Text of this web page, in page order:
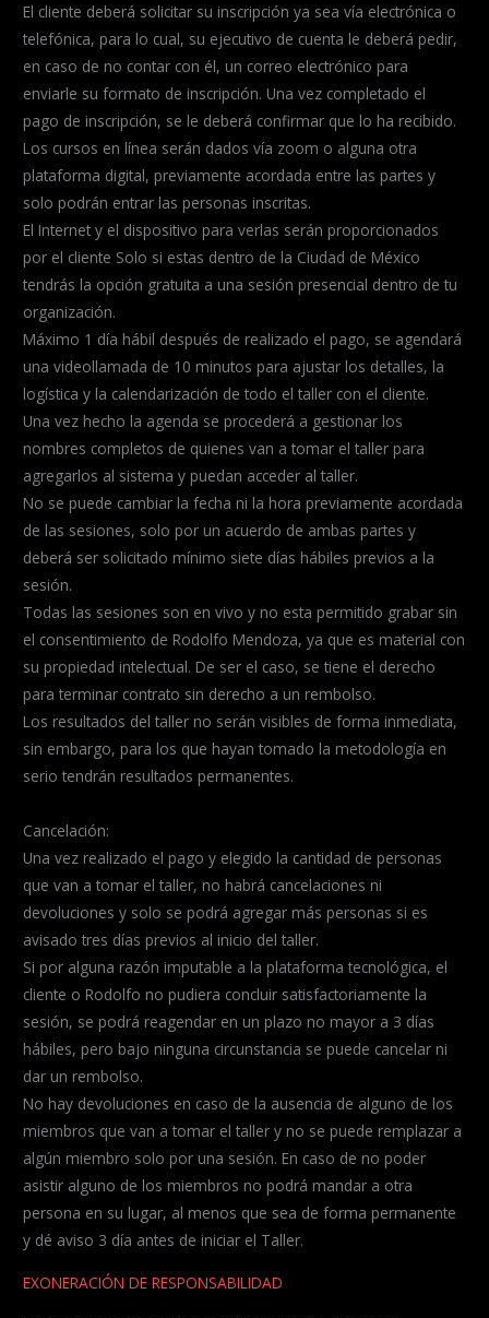
El cliente deberá solicitar su inscripción ya sea vía electrónica o
telefónica, para lo cual, su ejecutivo de cuenta le deberá pedir,
en caso de no contar con él, un correo electrónico para
enviarle su formato de inscripción. Una vez completado el
pago de inscripción, se le deberá confirmar que lo ha recibido.
Los cursos en línea serán dados vía zoom o alguna otra
plataforma digital, previamente acordada entre las partes y
solo podrán entrar las personas inscritas.
El Internet y el dispositivo para verlas serán proporcionados
por el cliente Solo si estas dentro de la Ciudad de México
tendrás la opción gratuita a una sesión presencial dentro de tu
organización.
Máximo 1 día hábil después de realizado el pago, se agendará
una videollamada de 10 minutos para ajustar los detalles, la
logística y la calendarización de todo el taller con el cliente.
Una vez hecho la agenda se procederá a gestionar los
nombres completos de quienes van a tomar el taller para
agregarlos al sistema y puedan acceder al taller.
No se puede cambiar la fecha ni la hora previamente acordada
de las sesiones, solo por un acuerdo de ambas partes y
deberá ser solicitado mínimo siete días hábiles previos a la
sesión.
Todas las sesiones son en vivo y no esta permitido grabar sin
el consentimiento de Rodolfo Mendoza, ya que es material con
su propiedad intelectual. De ser el caso, se tiene el derecho
para terminar contrato sin derecho a un rembolso.
Los resultados del taller no serán visibles de forma inmediata,
sin embargo, para los que hayan tomado la metodología en
serio tendrán resultados permanentes.
Cancelación:
Una vez realizado el pago y elegido la cantidad de personas
que van a tomar el taller, no habrá cancelaciones ni
devoluciones y solo se podrá agregar más personas si es
avisado tres días previos al inicio del taller.
Si por alguna razón imputable a la plataforma tecnológica, el
cliente o Rodolfo no pudiera concluir satisfactoriamente la
sesión, se podrá reagendar en un plazo no mayor a 3 días
hábiles, pero bajo ninguna circunstancia se puede cancelar ni
dar un rembolso.
No hay devoluciones en caso de la ausencia de alguno de los
miembros que van a tomar el taller y no se puede remplazar a
algún miembro solo por una sesión. En caso de no poder
asistir alguno de los miembros no podrá mandar a otra
persona en su lugar, al menos que sea de forma permanente
y dé aviso 3 día antes de iniciar el Taller.
EXONERACIÓN DE RESPONSABILIDAD